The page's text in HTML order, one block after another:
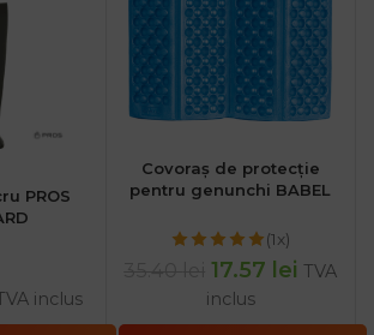
PROS
inclus
Covoraș de protecție
pentru genunchi BABEL
(1x)
17.57 lei TVA
inclus